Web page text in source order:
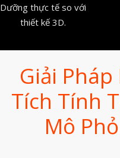
Dưỡng thực tế so với
thiết kế 3D.
Giải Pháp
Tích Tính
Mô